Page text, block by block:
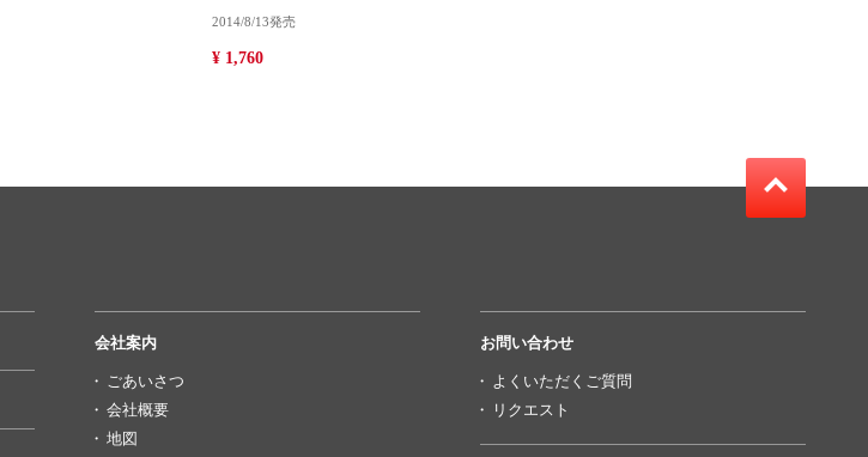
2014/8/13発売
¥ 1,760
会社案内
ごあいさつ
会社概要
地図
お問い合わせ
よくいただくご質問
リクエスト